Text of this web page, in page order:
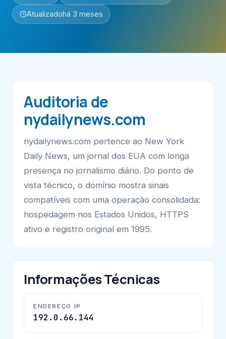
Atualizadohá 3 meses
Auditoria de
nydailynews.com
nydailynews.com pertence ao New York
Daily News, um jornal dos EUA com longa
presença no jornalismo diário. Do ponto de
vista técnico, o domínio mostra sinais
compatíveis com uma operação consolidada:
hospedagem nos Estados Unidos, HTTPS
ativo e registro original em 1995.
Informações Técnicas
ENDEREÇO IP
192.0.66.144